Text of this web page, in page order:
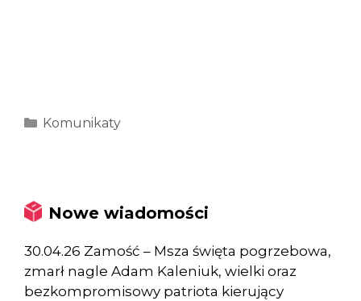
Kategorie
Komunikaty
Nowe wiadomości
30.04.26 Zamość – Msza święta pogrzebowa,
zmarł nagle Adam Kaleniuk, wielki oraz
bezkompromisowy patriota kierujący